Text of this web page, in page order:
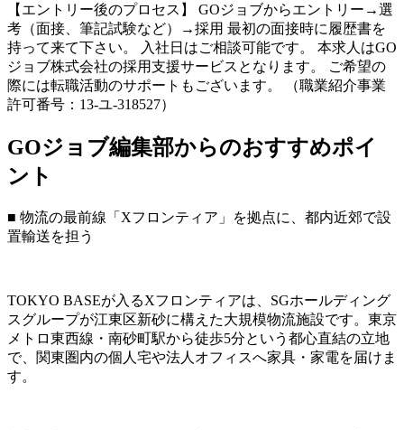
【エントリー後のプロセス】 GOジョブからエントリー→選
考（面接、筆記試験など）→採用 最初の面接時に履歴書を
持って来て下さい。 入社日はご相談可能です。 本求人はGO
ジョブ株式会社の採用支援サービスとなります。 ご希望の
際には転職活動のサポートもございます。 （職業紹介事業
許可番号：13-ユ-318527）
GOジョブ編集部からのおすすめポイ
ント
■ 物流の最前線「Xフロンティア」を拠点に、都内近郊で設
置輸送を担う
TOKYO BASEが入るXフロンティアは、SGホールディング
スグループが江東区新砂に構えた大規模物流施設です。東京
メトロ東西線・南砂町駅から徒歩5分という都心直結の立地
で、関東圏内の個人宅や法人オフィスへ家具・家電を届けま
す。